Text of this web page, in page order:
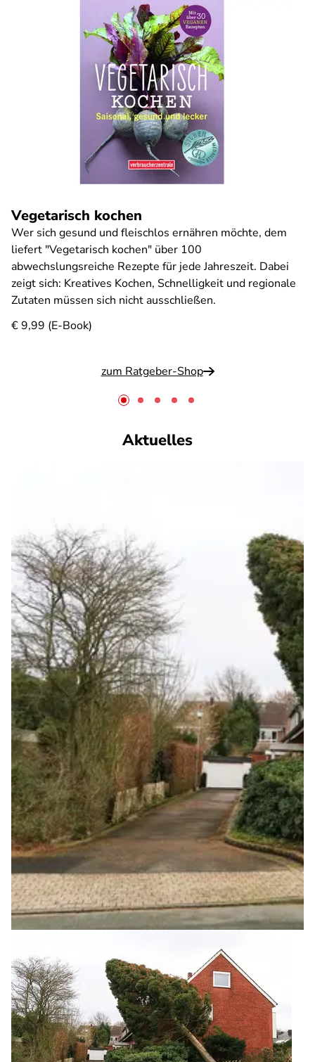
Vegetarisch kochen
Wer sich gesund und fleischlos ernähren möchte, dem
liefert "Vegetarisch kochen" über 100
abwechslungsreiche Rezepte für jede Jahreszeit. Dabei
zeigt sich: Kreatives Kochen, Schnelligkeit und regionale
Zutaten müssen sich nicht ausschließen.
€ 9,99 (E-Book)
zum Ratgeber-Shop
Aktuelles